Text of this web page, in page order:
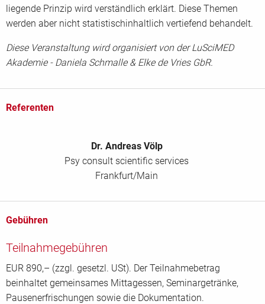
liegende Prinzip wird verständlich erklärt. Diese Themen
werden aber nicht statistischinhaltlich vertiefend behandelt.
Diese Veranstaltung wird organisiert von der LuSciMED
Akademie - Daniela Schmalle & Elke de Vries GbR.
Referenten
Dr. Andreas Völp
Psy consult scientific services
Frankfurt/Main
Gebühren
Teilnahmegebühren
EUR 890,– (zzgl. gesetzl. USt). Der Teilnahmebetrag
beinhaltet gemeinsames Mittagessen, Seminargetränke,
Pausenerfrischungen sowie die Dokumentation.